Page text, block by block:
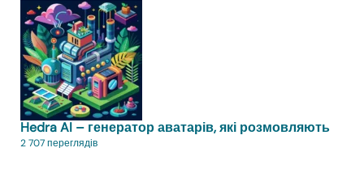
Hedra AI – генератор аватарів, які розмовляють
2 707 переглядів